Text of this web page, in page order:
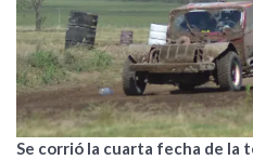
Se corrió la cuarta fecha de la